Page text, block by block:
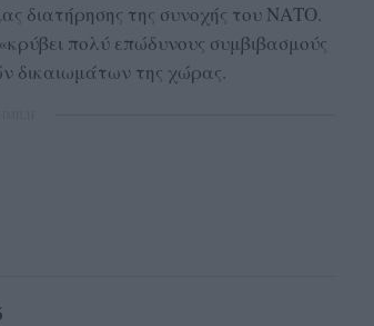
διατήρησης της συνοχής του ΝΑΤΟ.
πολύ επώδυνους συμβιβασμούς
δικαιωμάτων της χώρας.